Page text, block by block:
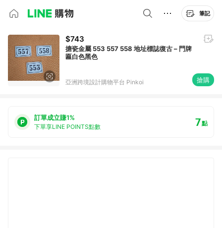
筆記
$743
搪瓷金屬 553 557 558 地址標誌復古 – 門牌
匾白色黑色
亞洲跨境設計購物平台 Pinkoi 搶購
訂單成立賺1%
下單享LINE POINTS點數 7點